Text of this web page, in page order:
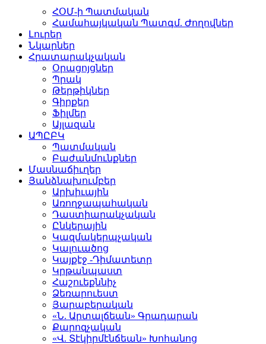
ՀՕՄ-ի Պատմական
Համահայկական Պատգմ. Ժողովներ
Լուրեր
Նկարներ
Հրատարակչական
Օրացոյցներ
Պրակ
Թերթիկներ
Գիրքեր
Ֆիլմեր
Այլազան
ԱՊԸԲԿ
Պատմական
Բաժանմունքներ
Մասնաճիւղեր
Յանձնախումբեր
Արխիւային
Առողջապահական
Դաստիարակչական
Ընկերային
Կազմակերպչական
Կալուածոց
Կայքէջ -Դիմատետր
Կրթանպաստ
Հաշուեքննիչ
Ձեռարուեստ
Յարաբերական
«Ն. Արտալճեան» Գրադարան
Քարոզչական
«Վ. Տէկիրմէնճեան» Խոհանոց